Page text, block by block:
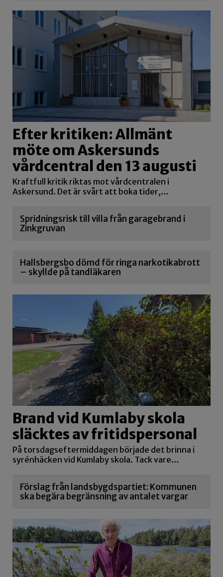
Efter kritiken: Allmänt
möte om Askersunds
vårdcentral den 13 augusti
Kraftfull kritik riktas mot vårdcentralen i
Askersund. Det är svårt att boka tider,…
Spridningsrisk till villa från garagebrand i
Zinkgruvan
Hallsbergsbo dömd för ringa narkotikabrott
– skyllde på tandläkaren
Brand vid Kumlaby skola
släcktes av fritidspersonal
På torsdagseftermiddagen började det brinna i
syrénhäcken vid Kumlaby skola. Tack vare…
Förslag från landsbygdspartiet: Kommunen
ska begära begränsning av antalet vargar